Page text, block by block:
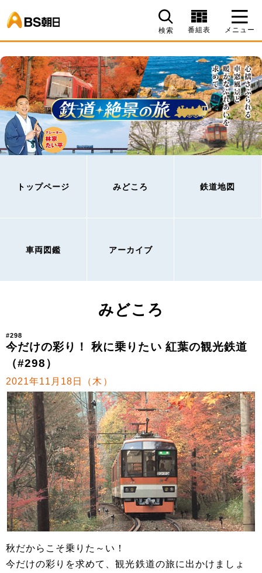
検索 番組表 メニュー
トップページ みどころ 鉄道地図
車両図鑑 アーカイブ
みどころ
#298
今だけの彩り！ 秋に乗りたい 紅葉の観光鉄道
（#298）
2021年11月18日（木）
秋だからこそ乗りた～い！
今だけの彩りを求めて、観光鉄道の旅に出かけましょ